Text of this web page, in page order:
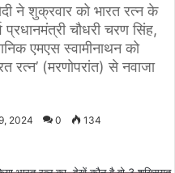
ने शुक्रवार को भारत रत्न के
प्रधानमंत्री चौधरी चरण सिंह,
एमएस स्वामीनाथन को
रत्न’ (मरणोपरांत) से नवाजा
2024 0 134